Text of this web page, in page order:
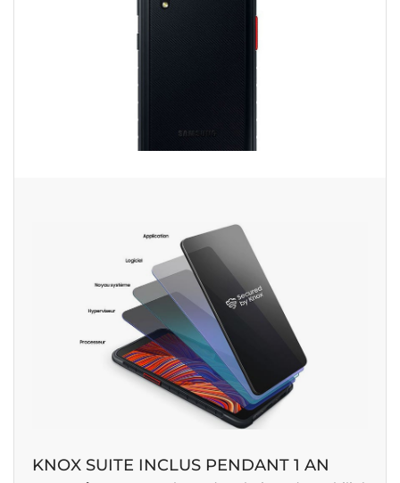
KNOX SUITE INCLUS PENDANT 1 AN